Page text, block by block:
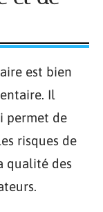
est bien
Il
permet de
risques de
qualité des